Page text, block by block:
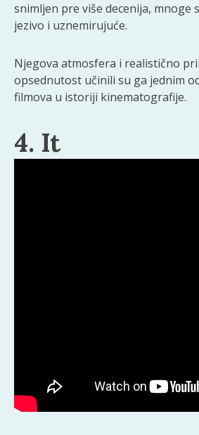
snimljen pre više decenija, mnoge
jezivo i uznemirujuće.
Njegova atmosfera i realistično
opsednutost učinili su ga jednim
filmova u istoriji kinematografije.
4. It